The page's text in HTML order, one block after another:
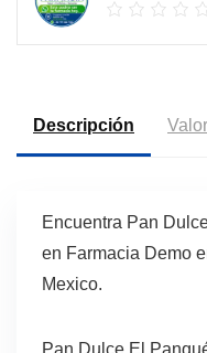
Descripción
Encuentra Pan
en Farmacia Demo
Mexico.
Pan Dulce El